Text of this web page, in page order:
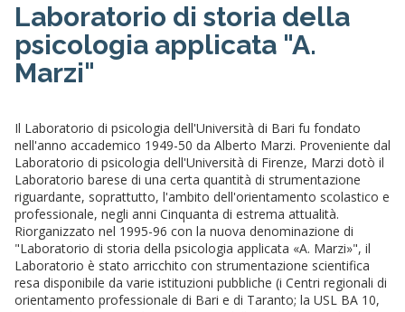
Laboratorio di storia della
psicologia applicata "A.
Marzi"
Il Laboratorio di psicologia dell'Università di Bari fu fondato
nell'anno accademico 1949-50 da Alberto Marzi. Proveniente dal
Laboratorio di psicologia dell'Università di Firenze, Marzi dotò il
Laboratorio barese di una certa quantità di strumentazione
riguardante, soprattutto, l'ambito dell'orientamento scolastico e
professionale, negli anni Cinquanta di estrema attualità.
Riorganizzato nel 1995-96 con la nuova denominazione di
"Laboratorio di storia della psicologia applicata «A. Marzi»", il
Laboratorio è stato arricchito con strumentazione scientifica
resa disponibile da varie istituzioni pubbliche (i Centri regionali di
orientamento professionale di Bari e di Taranto; la USL BA 10,